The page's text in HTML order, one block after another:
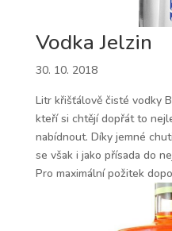
Vodka Jelzin
30. 10. 2018
Litr křišťálově čisté vodky
kteří si chtějí dopřát to
nabídnout. Díky jemné
se však i jako přísada do
Pro maximální požitek